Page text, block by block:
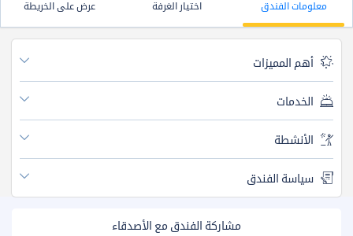
معلومات الفندق اختيار الغرفة عرض على الخريطة
أهم المميزات
الخدمات
الأنشطة
سياسة الفندق
مشاركة الفندق مع الأصدقاء